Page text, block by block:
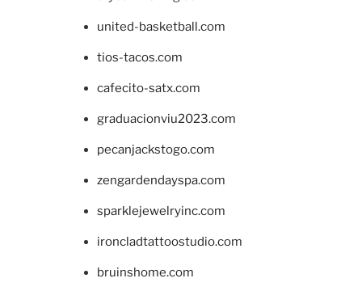
united-basketball.com
tios-tacos.com
cafecito-satx.com
graduacionviu2023.com
pecanjackstogo.com
zengardendayspa.com
sparklejewelryinc.com
ironcladtattoostudio.com
bruinshome.com